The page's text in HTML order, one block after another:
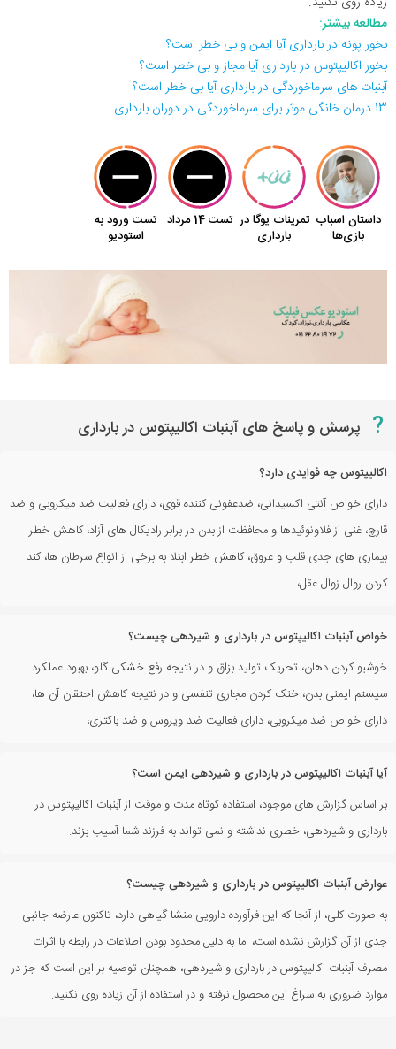
مطالعه بیشتر:
بخور پونه در بارداری آیا ایمن و بی خطر است؟
بخور اکالیپتوس در بارداری آیا مجاز و بی خطر است؟
آبنبات های سرماخوردگی در بارداری آیا بی خطر است؟
13 درمان خانگی موثر برای سرماخوردگی در دوران بارداری
? پرسش و پاسخ های آبنبات اکالیپتوس در بارداری
اکالیپتوس چه فوایدی دارد؟
دارای خواص آنتی اکسیدانی، ضدعفونی کننده قوی، دارای فعالیت ضد میکروبی و ضد
قارچ، غنی از فلاونوئیدها و محافظت از بدن در برابر رادیکال های آزاد، کاهش خطر
بیماری های جدی قلب و عروق، کاهش خطر ابتلا به برخی از انواع سرطان ها، کند
کردن روال زوال عقل،
خواص آبنبات اکالیپتوس در بارداری و شیردهی چیست؟
خوشبو کردن دهان، تحریک تولید بزاق و در نتیجه رفع خشکی گلو، بهبود عملکرد
سیستم ایمنی بدن، خنک کردن مجاری تنفسی و در نتیجه کاهش احتقان آن ها،
دارای خواص ضد میکروبی، دارای فعالیت ضد ویروس و ضد باکتری،
آیا آبنبات اکالیپتوس در بارداری و شیردهی ایمن است؟
بر اساس گزارش های موجود، استفاده کوتاه مدت و موقت از آبنبات اکالیپتوس در
بارداری و شیردهی، خطری نداشته و نمی تواند به فرزند شما آسیب بزند.
عوارض آبنبات اکالیپتوس در بارداری و شیردهی چیست؟
به صورت کلی، از آنجا که این فرآورده دارویی منشا گیاهی دارد، تاکنون عارضه جانبی
جدی از آن گزارش نشده است، اما به دلیل محدود بودن اطلاعات در رابطه با اثرات
مصرف آبنبات اکالیپتوس در بارداری و شیردهی، همچنان توصیه بر این است که جز در
موارد ضروری به سراغ این محصول نرفته و در استفاده از آن زیاده روی نکنید.